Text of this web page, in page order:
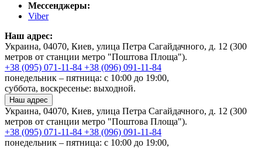
Мессенджеры:
Viber
Наш адрес:
Украина, 04070, Киев, улица Петра Сагайдачного, д. 12 (300
метров от станции метро "Поштова Площа").
+38 (095) 071-11-84 +38 (096) 091-11-84
понедельник – пятница: с 10:00 до 19:00,
суббота, воскресенье: выходной.
Наш адрес
Украина, 04070, Киев, улица Петра Сагайдачного, д. 12 (300
метров от станции метро "Поштова Площа").
+38 (095) 071-11-84 +38 (096) 091-11-84
понедельник – пятница: с 10:00 до 19:00,